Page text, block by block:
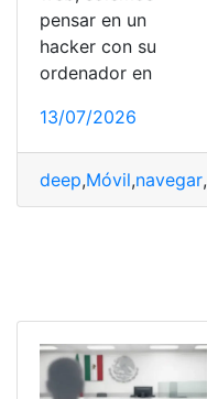
pensar en un
hacker con su
ordenador en
13/07/2026
deep,Móvil,navegar,